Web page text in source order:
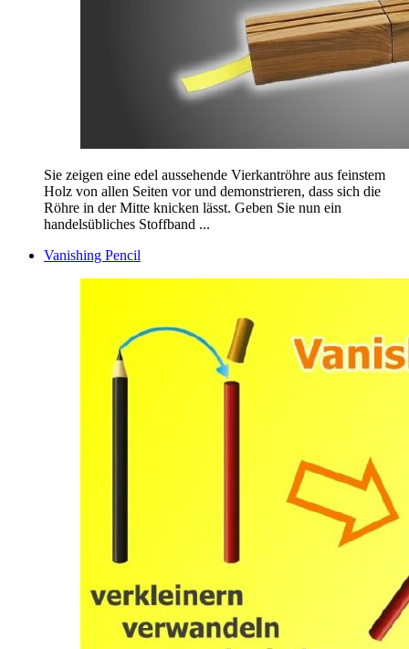
Sie zeigen eine edel aussehende Vierkantröhre aus feinstem
Holz von allen Seiten vor und demonstrieren, dass sich die
Röhre in der Mitte knicken lässt. Geben Sie nun ein
handelsübliches Stoffband ...
Vanishing Pencil